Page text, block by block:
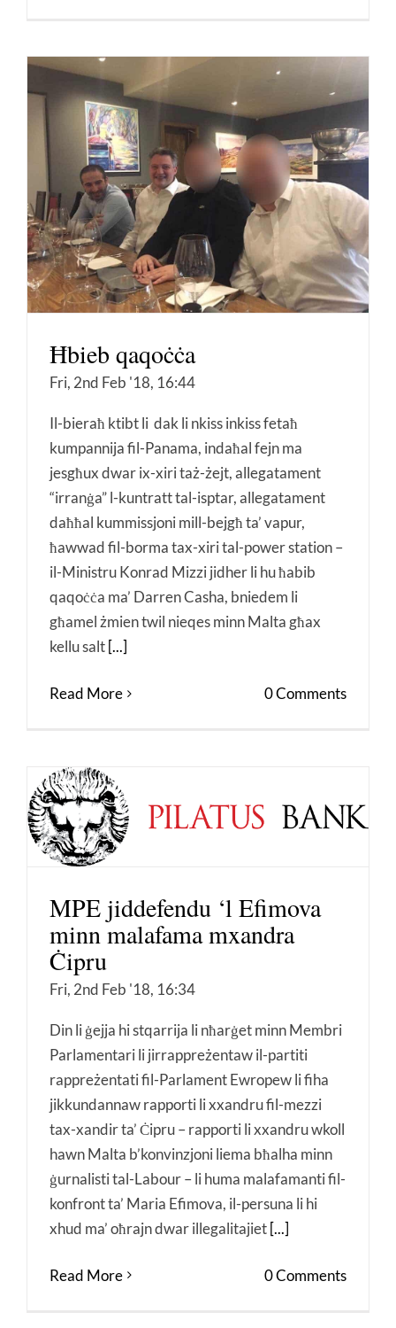
Ħbieb qaqoċċa
Fri, 2nd Feb '18, 16:44
Il-bieraħ ktibt li dak li nkiss inkiss fetaħ
kumpannija fil-Panama, indaħal fejn ma
jesgħux dwar ix-xiri taż-żejt, allegatament
“irranġa” l-kuntratt tal-isptar, allegatament
daħħal kummissjoni mill-bejgħ ta’ vapur,
ħawwad fil-borma tax-xiri tal-power station –
il-Ministru Konrad Mizzi jidher li hu ħabib
qaqoċċa ma’ Darren Casha, bniedem li
għamel żmien twil nieqes minn Malta għax
kellu salt [...]
Read More 0 Comments
MPE jiddefendu ‘l Efimova
minn malafama mxandra
Ċipru
Fri, 2nd Feb '18, 16:34
Din li ġejja hi stqarrija li nħarġet minn Membri
Parlamentari li jirrappreżentaw il-partiti
rappreżentati fil-Parlament Ewropew li fiha
jikkundannaw rapporti li xxandru fil-mezzi
tax-xandir ta’ Ċipru – rapporti li xxandru wkoll
hawn Malta b’konvinzjoni liema bħalha minn
ġurnalisti tal-Labour – li huma malafamanti fil-
konfront ta’ Maria Efimova, il-persuna li hi
xhud ma’ oħrajn dwar illegalitajiet [...]
Read More 0 Comments